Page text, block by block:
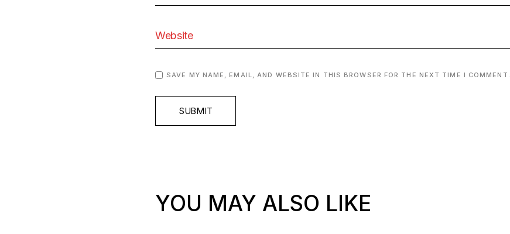
SAVE MY NAME, EMAIL, AND WEBSITE IN THIS BROWSER FOR THE NEXT TIME I COMMENT.
SUBMIT
YOU MAY ALSO LIKE